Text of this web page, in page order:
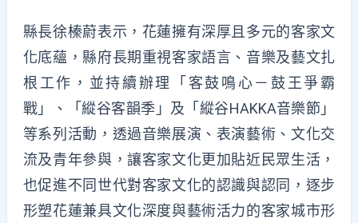
縣長徐榛蔚表示，花蓮擁有深厚且多元的客家文
化底蘊，縣府長期重視客家語言、音樂及藝文扎
根工作，並持續辦理「客鼓鳴心－鼓王爭霸
戰」、「縱谷客韻季」及「縱谷HAKKA音樂節」
等系列活動，透過音樂展演、表演藝術、文化交
流及青年參與，讓客家文化更加貼近民眾生活，
也促進不同世代對客家文化的認識與認同，逐步
形塑花蓮兼具文化深度與藝術活力的客家城市形